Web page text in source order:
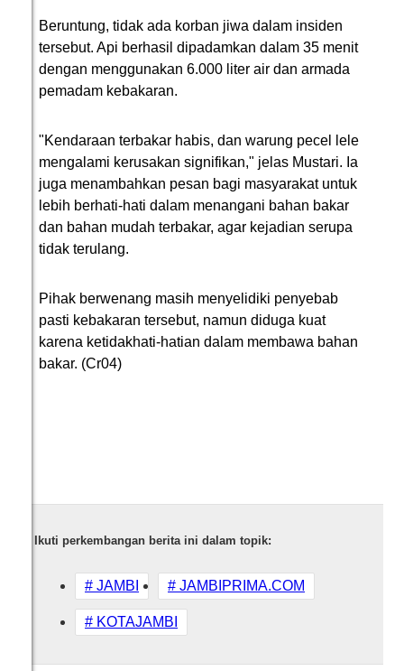
Beruntung, tidak ada korban jiwa dalam insiden
tersebut. Api berhasil dipadamkan dalam 35 menit
dengan menggunakan 6.000 liter air dan armada
pemadam kebakaran.
"Kendaraan terbakar habis, dan warung pecel lele
mengalami kerusakan signifikan," jelas Mustari. Ia
juga menambahkan pesan bagi masyarakat untuk
lebih berhati-hati dalam menangani bahan bakar
dan bahan mudah terbakar, agar kejadian serupa
tidak terulang.
Pihak berwenang masih menyelidiki penyebab
pasti kebakaran tersebut, namun diduga kuat
karena ketidakhati-hatian dalam membawa bahan
bakar. (Cr04)
Ikuti perkembangan berita ini dalam topik:
# JAMBI # JAMBIPRIMA.COM
# KOTAJAMBI